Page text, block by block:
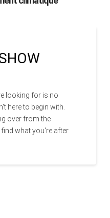
looking for is no
here to begin with.
over from the
what you're after